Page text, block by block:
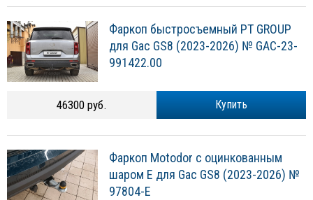
Фаркоп быстросъемный PT GROUP
для Gac GS8 (2023-2026) № GAC-23-
991422.00
Купить
46300 руб.
Фаркоп Motodor с оцинкованным
шаром E для Gac GS8 (2023-2026) №
97804-E